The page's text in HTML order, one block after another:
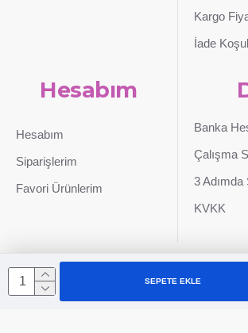
SEPETE EKLE
Kargo
İade
Hesabım
Hesabım
Siparişlerim
Favori Ürünlerim
Banka
Çalışma
3 Adımda
KVKK
Sepetim 0507 724 65 90 Whatsapp